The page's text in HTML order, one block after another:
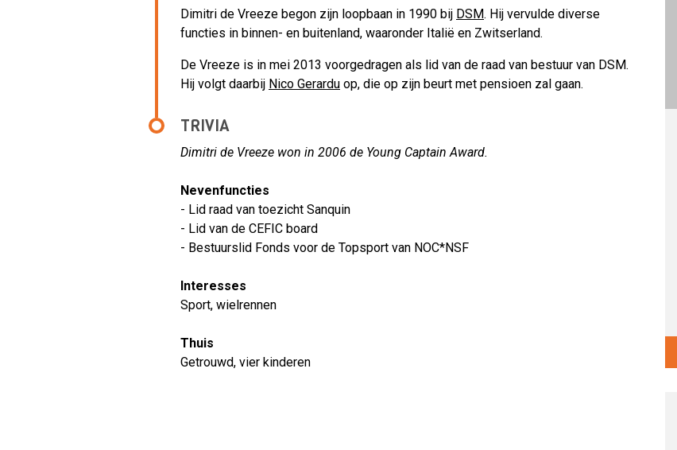
Dimitri de Vreeze begon zijn loopbaan in 1990 bij DSM. Hij vervulde diverse
functies in binnen- en buitenland, waaronder Italië en Zwitserland.
De Vreeze is in mei 2013 voorgedragen als lid van de raad van bestuur van DSM.
Hij volgt daarbij Nico Gerardu op, die op zijn beurt met pensioen zal gaan.
TRIVIA
Dimitri de Vreeze won in 2006 de Young Captain Award.
Nevenfuncties
- Lid raad van toezicht Sanquin
- Lid van de CEFIC board
- Bestuurslid Fonds voor de Topsport van NOC*NSF
Interesses
Sport, wielrennen
Thuis
Getrouwd, vier kinderen